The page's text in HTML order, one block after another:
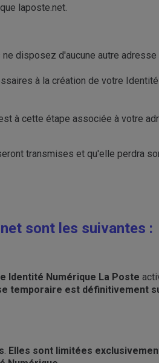
laposte.net.
disposez d'aucune autre adresse
à la création de votre Identité
à cette étape associée à votre
transmises et qu'elle perdra
sont les suivantes :
Identité Numérique La Poste
temporaire est définitivement
Elles sont limitées